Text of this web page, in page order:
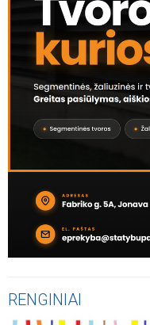
RENGINIAI